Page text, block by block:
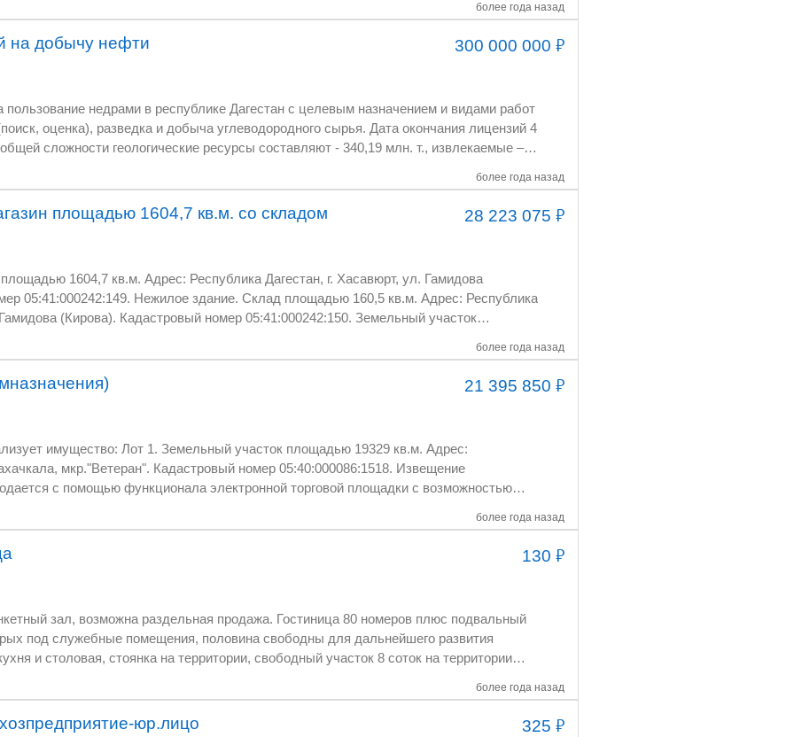
более года назад
300 000 000₽
более года назад
на добычу нефти
в республике Дагестан с целевым назначением и видами работ
сырья. Дата окончания лицензий 4
одним лотом. Подробную информацию вышлю
28 223 075₽
более года назад
площадью 1604,7 кв.м. со складом
Дагестан, г. Хасавюрт, ул. Гамидова
05:41:000200:40. Порядок
21 395 850₽
более года назад
имущество: Лот 1. Земельный участок площадью 19329 кв.м. Адрес:
Извещение
с 8:00 до 17:00 (МСК).
130₽
более года назад
зал, возможна раздельная продажа. Гостиница 80 номеров плюс подвальный
под служебные помещения, половина свободны для дальнейшего развития
и столовая, стоянка на территории, свободный участок 8 соток на территории
400м до городского пляжа
325₽
юр.лицо